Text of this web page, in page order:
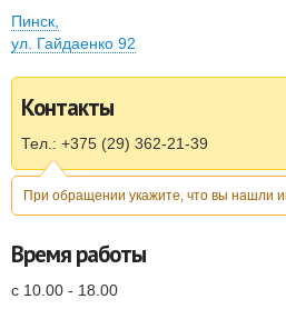
Пинск,
ул. Гайдаенко 92
Контакты
Тел.: +375 (29) 362-21-39
При обращении укажите, что вы нашли
Время работы
с 10.00 - 18.00